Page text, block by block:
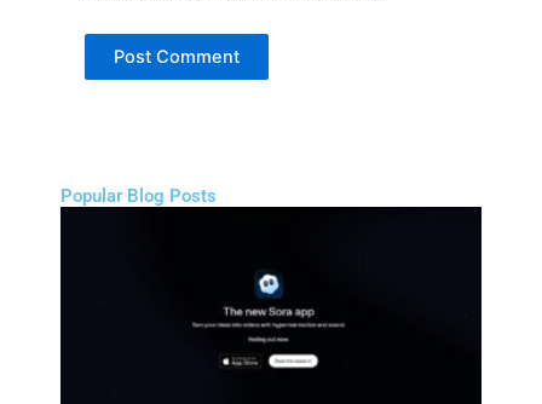
Popular Blog Posts